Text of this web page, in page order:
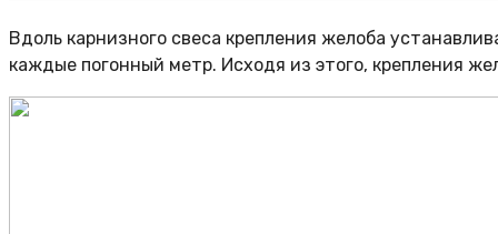
Вдоль карнизного свеса крепления желоба
каждые погонный метр. Исходя из этого, крепления